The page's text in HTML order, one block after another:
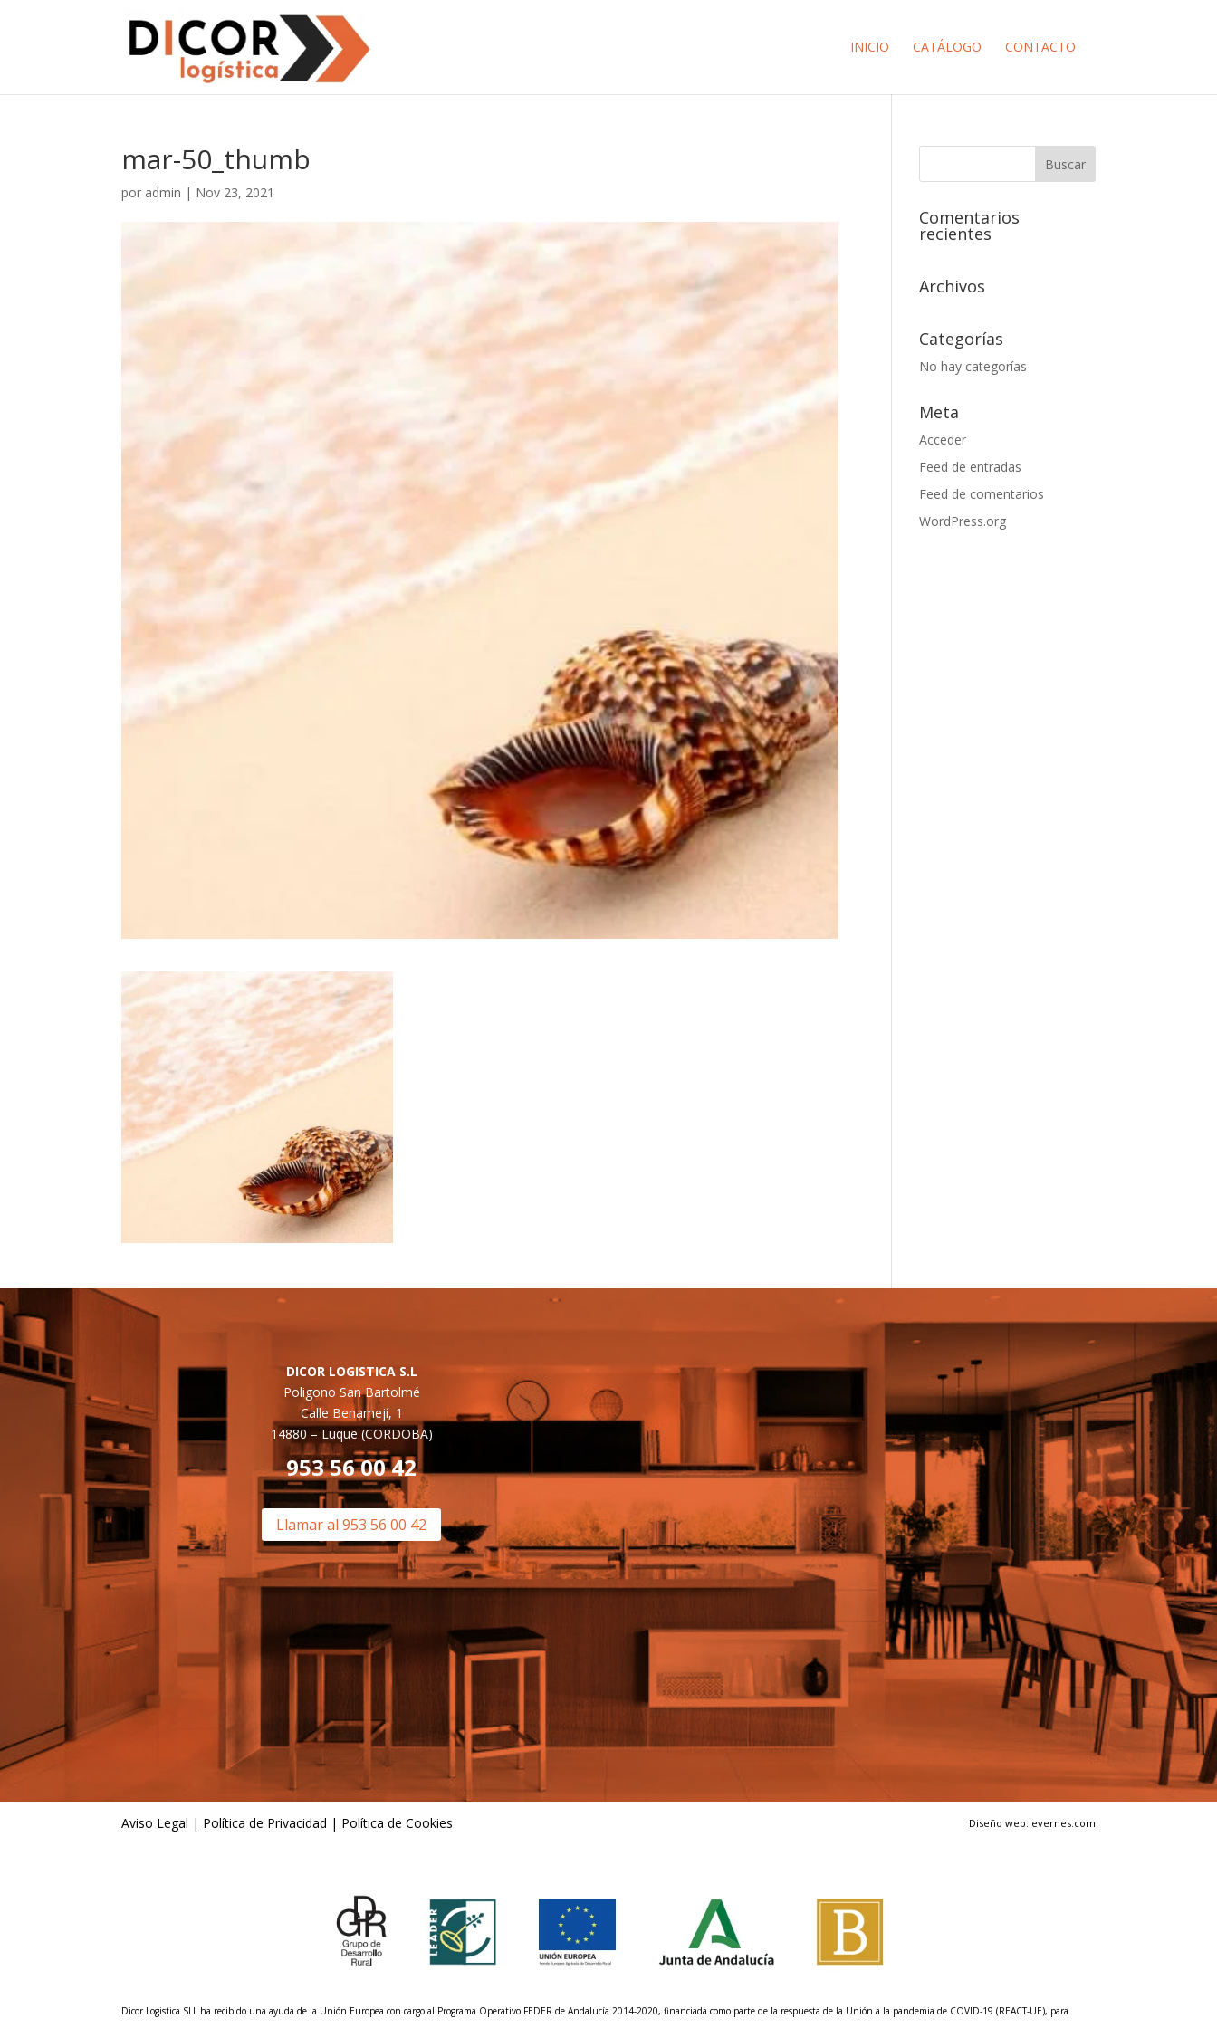
INICIO CATÁLOGO CONTACTO
mar-50_thumb
por admin | Nov 23, 2021
Comentarios
recientes
Archivos
Categorías
No hay categorías
Meta
Acceder
Feed de entradas
Feed de comentarios
WordPress.org
DICOR LOGISTICA S.L
Poligono San Bartolmé
Calle Benamejí, 1
14880 –Luque (CORDOBA)
953 56 00 42
Llamar al 953 56 00 42
Aviso Legal | Política de Privacidad | Política de Cookies Diseño web: evernes.com
Dicor Logistica SLL ha recibido una ayuda de la Unión Europea con cargo al Programa Operativo FEDER de Andalucía 2014-2020, financiada como parte de la respuesta de la Unión a la pandemia de COVID-19 (REACT-UE), para